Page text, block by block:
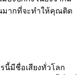
มากที่จะทำให้คุณติด
นี้มีชื่อเสียงทั่วโลก